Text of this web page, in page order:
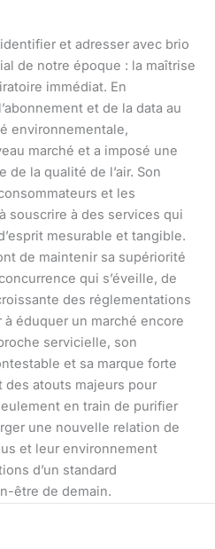
et adresser avec brio
de notre époque : la maîtrise
immédiat. En
et de la data au
environnementale,
marché et a imposé une
la qualité de l’air. Son
et les
souscrire à des services qui
mesurable et tangible.
de maintenir sa supériorité
qui s’éveille, de
des réglementations
éduquer un marché encore
servicielle, son
et sa marque forte
des atouts majeurs pour
en train de purifier
une nouvelle relation de
et leur environnement
d’un standard
être de demain.